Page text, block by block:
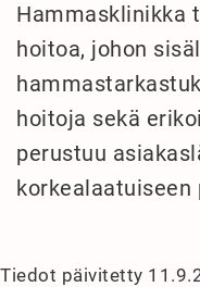
Hammasklinikka
hoitoa, johon
hoitoja sekä
perustuu
korkealaatuiseen
Tiedot päivitetty